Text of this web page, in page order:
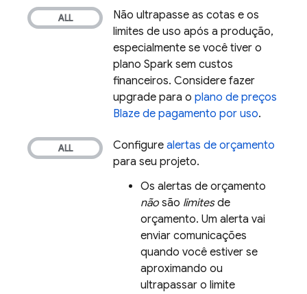
Não ultrapasse as cotas e os
limites de uso após a produção,
especialmente se você tiver o
plano Spark sem custos
financeiros. Considere fazer
upgrade para o plano de preços
Blaze de pagamento por uso.
Configure alertas de orçamento
para seu projeto.
Os alertas de orçamento
não são limitesde
orçamento. Um alerta vai
enviar comunicações
quando você estiver se
aproximando ou
ultrapassar o limite